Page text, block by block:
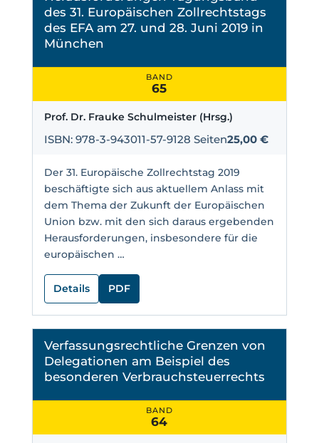
des 31. Europäischen Zollrechtstags
des EFA am 27. und 28. Juni 2019 in
München
BAND
65
Prof. Dr. Frauke Schulmeister (Hrsg.)
ISBN: 978-3-943011-57-9128 Seiten25,00 €
Der 31. Europäische Zollrechtstag 2019
beschäftigte sich aus aktuellem Anlass mit
dem Thema der Zukunft der Europäischen
Union bzw. mit den sich daraus ergebenden
Herausforderungen, insbesondere für die
europäischen …
Details PDF
Verfassungsrechtliche Grenzen von
Delegationen am Beispiel des
besonderen Verbrauchsteuerrechts
BAND
64